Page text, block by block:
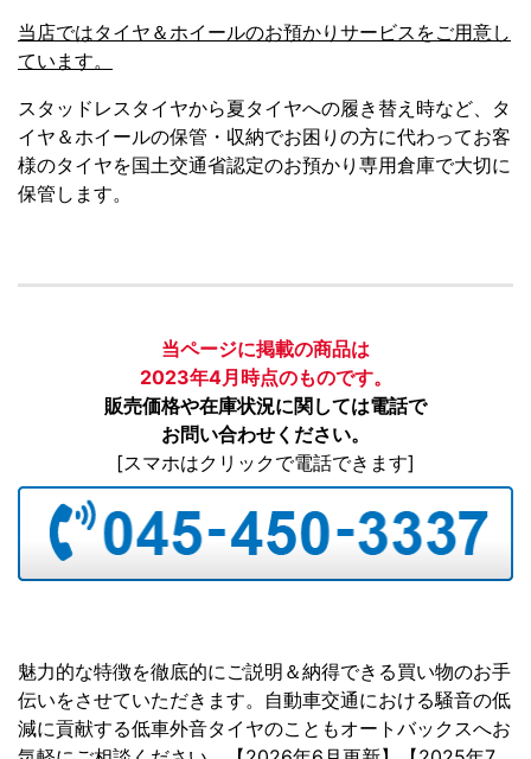
当店ではタイヤ＆ホイールのお預かりサービスをご用意し
ています。
スタッドレスタイヤから夏タイヤへの履き替え時など、タ
イヤ＆ホイールの保管・収納でお困りの方に代わってお客
様のタイヤを国土交通省認定のお預かり専用倉庫で大切に
保管します。
当ページに掲載の商品は
2023年4月時点のものです。
販売価格や在庫状況に関しては電話で
お問い合わせください。
[スマホはクリックで電話できます]
魅力的な特徴を徹底的にご説明＆納得できる買い物のお手
伝いをさせていただきます。自動車交通における騒音の低
減に貢献する低車外音タイヤのこともオートバックスへお